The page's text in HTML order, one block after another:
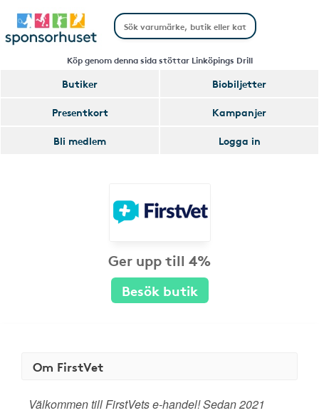
Köp genom denna sida stöttar Linköpings Drill
Butiker
Biobiljetter
Presentkort
Kampanjer
Bli medlem
Logga in
Ger upp till 4%
Besök butik
Om FirstVet
Välkommen till FirstVets e-handel! Sedan 2021